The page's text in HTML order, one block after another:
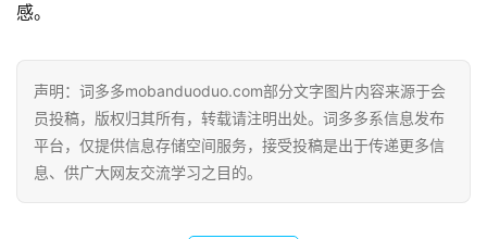
感。
声明：词多多mobanduoduo.com部分文字图片内容来源于会
员投稿，版权归其所有，转载请注明出处。词多多系信息发布
平台，仅提供信息存储空间服务，接受投稿是出于传递更多信
息、供广大网友交流学习之目的。